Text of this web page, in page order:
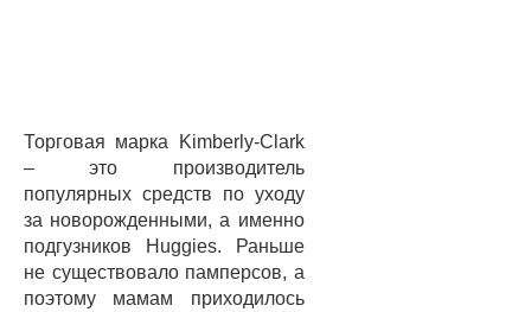
Торговая марка Kimberly-Clark
– это производитель
популярных средств по уходу
за новорожденными, а именно
подгузников Huggies. Раньше
не существовало памперсов, а
поэтому мамам приходилось